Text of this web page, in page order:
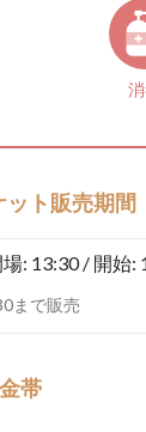
ト販売期間
場: 13:30 / 開始:
まで販売
帯